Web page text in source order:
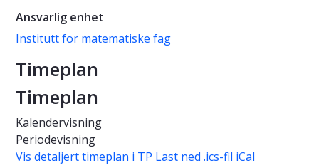
Ansvarlig enhet
Institutt for matematiske fag
Timeplan
Timeplan
Kalendervisning
Periodevisning
Vis detaljert timeplan i TP Last ned .ics-fil iCal